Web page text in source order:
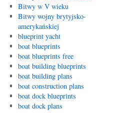
Bitwy w V wieku
Bitwy wojny brytyjsko-
amerykańskiej
blueprint yacht
boat blueprints
boat blueprints free
boat building blueprints
boat building plans
boat construction plans
boat dock blueprints
boat dock plans